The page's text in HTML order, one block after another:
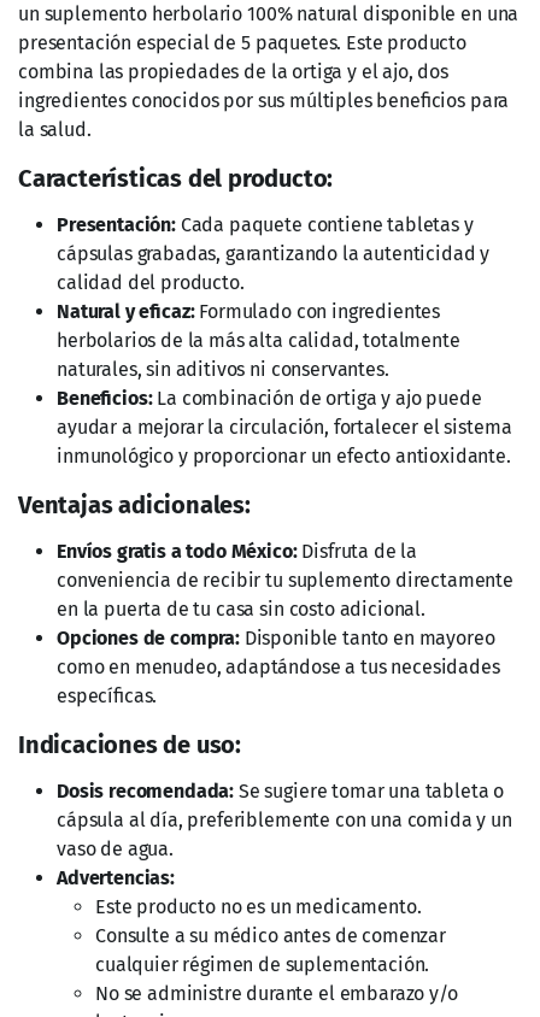
un suplemento herbolario 100% natural disponible en una
presentación especial de 5 paquetes. Este producto
combina las propiedades de la ortiga y el ajo, dos
ingredientes conocidos por sus múltiples beneficios para
la salud.
Características del producto:
Presentación:Cada paquete contiene tabletas y
cápsulas grabadas, garantizando la autenticidad y
calidad del producto.
Natural y eficaz:Formulado con ingredientes
herbolarios de la más alta calidad, totalmente
naturales, sin aditivos ni conservantes.
Beneficios:La combinación de ortiga y ajo puede
ayudar a mejorar la circulación, fortalecer el sistema
inmunológico y proporcionar un efecto antioxidante.
Ventajas adicionales:
Envíos gratis a todo México:Disfruta de la
conveniencia de recibir tu suplemento directamente
en la puerta de tu casa sin costo adicional.
Opciones de compra:Disponible tanto en mayoreo
como en menudeo, adaptándose a tus necesidades
específicas.
Indicaciones de uso:
Dosis recomendada: Se sugiere tomar una tableta o
cápsula al día, preferiblemente con una comida y un
vaso de agua.
Advertencias:
Este producto no es un medicamento.
Consulte a su médico antes de comenzar
cualquier régimen de suplementación.
No se administre durante el embarazo y/o